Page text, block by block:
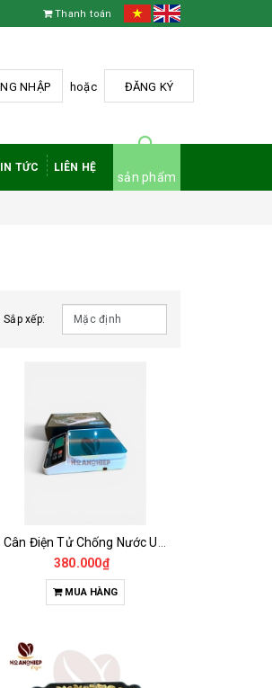
Thanh toán
NHẬP hoặc ĐĂNG KÝ
TỨC LIÊN HỆ
sản phẩm
Sắp xếp:
380.000₫
MUA HÀNG